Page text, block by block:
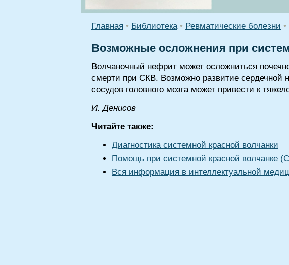
Главная • Библиотека • Ревматические болезни •
Возможные осложнения при
Волчаночный нефрит может осложниться
смерти при СКВ. Возможно развитие сердечной
сосудов головного мозга может привести к
И. Дeниcoв
Читайте также:
Диагностика системной красной волчанки
Помощь при системной красной волчанке
Вся информация в интеллектуальной